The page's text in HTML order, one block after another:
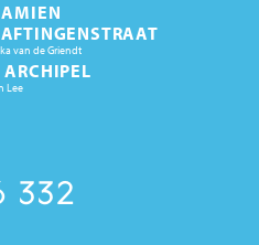
AMIEN
van de Griendt
ARCHIPEL
Lee
332